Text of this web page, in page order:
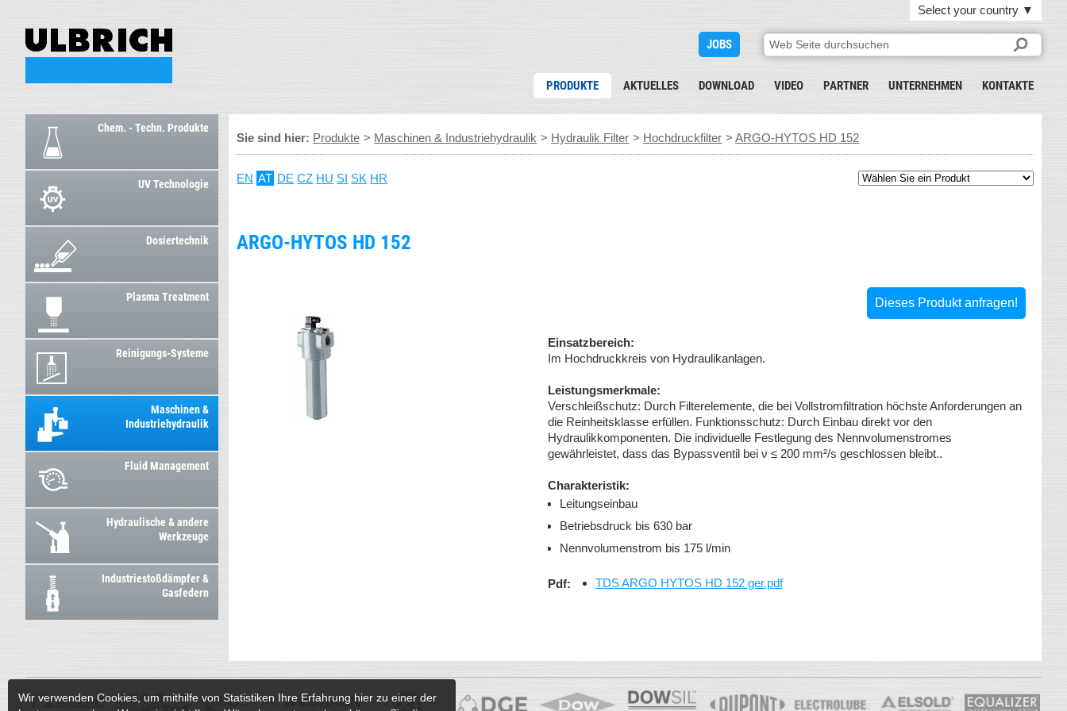
Select your country ▼
JOBS
PRODUKTE AKTUELLES DOWNLOAD VIDEO PARTNER UNTERNEHMEN KONTAKTE
Chem. - Techn. Produkte
UV Technologie
Dosiertechnik
Plasma Treatment
Reinigungs-Systeme
Maschinen &
Industriehydraulik
Fluid Management
Hydraulische & andere
Werkzeuge
Industriestoßdämpfer &
Gasfedern
Sie sind hier: Produkte > Maschinen & Industriehydraulik > Hydraulik Filter > Hochdruckfilter >ARGO-HYTOS HD 152
EN AT DE CZ HU SI SK HR
ARGO-HYTOS HD 152
Dieses Produkt anfragen!
Einsatzbereich:
Im Hochdruckkreis von Hydraulikanlagen.
Leistungsmerkmale:
Verschleißschutz: Durch Filterelemente, die bei Vollstromfiltration höchste Anforderungen an
die Reinheitsklasse erfüllen. Funktionsschutz: Durch Einbau direkt vor den
Hydraulikkomponenten. Die individuelle Festlegung des Nennvolumenstromes
gewährleistet, dass das Bypassventil bei ν ≤ 200 mm²/s geschlossen bleibt..
Charakteristik:
Leitungseinbau
Betriebsdruck bis 630 bar
Nennvolumenstrom bis 175 l/min
Pdf: TDS ARGO HYTOS HD 152 ger.pdf
Wir verwenden Cookies, um mithilfe von Statistiken Ihre Erfahrung hier zu einer der